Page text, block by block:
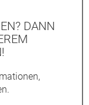
DANN